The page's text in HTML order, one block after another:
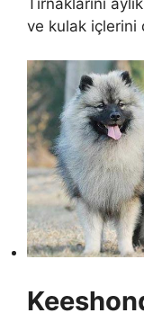
ve kulak içlerini